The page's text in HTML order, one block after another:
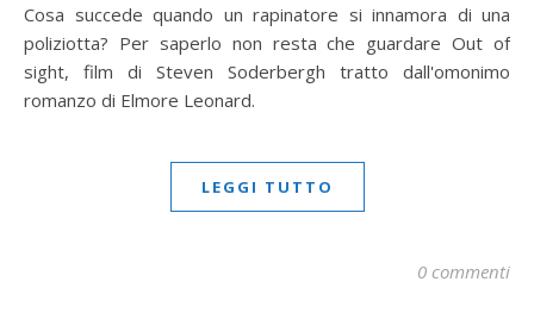
Cosa succede quando un rapinatore si innamora di una
poliziotta? Per saperlo non resta che guardare Out of
sight, film di Steven Soderbergh tratto dall'omonimo
romanzo di Elmore Leonard.
LEGGI TUTTO
0 commenti